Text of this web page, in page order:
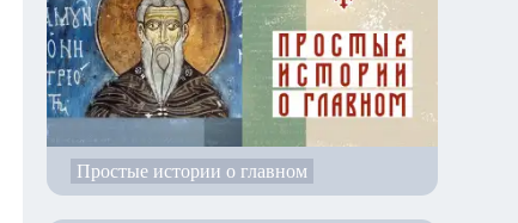
Простые истории о главном